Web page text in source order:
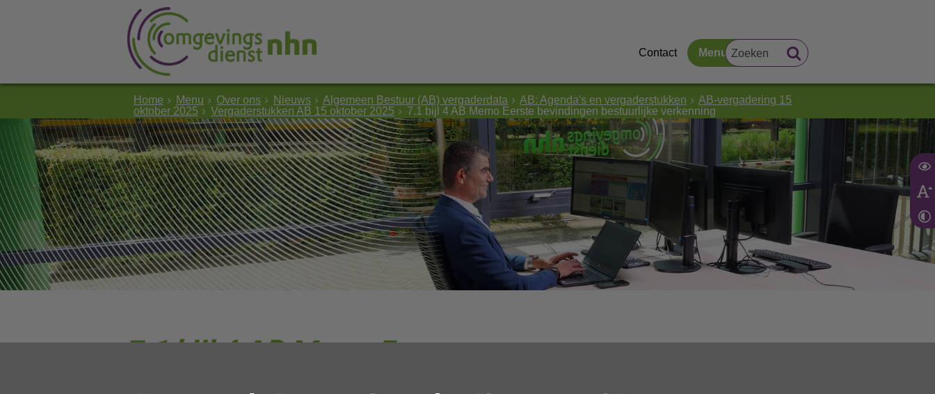
Contact Menu
Home Menu Over ons Nieuws Algemeen Bestuur (AB) vergaderdata AB: Agenda's en vergaderstukken
AB-vergadering 15
oktober 2025
Vergaderstukken AB 15 oktober 2025 7.1 bijl 4 AB Memo Eerste bevindingen bestuurlijke verkenning
7.1 bijl 4 AB Memo Eerste